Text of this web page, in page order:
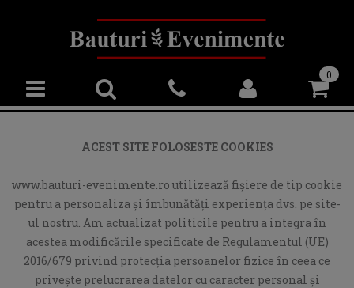
0
ACEST SITE FOLOSESTE COOKIES
www.bauturi-evenimente.ro utilizează fişiere de tip cookie
pentru a personaliza și îmbunătăți experiența dvs. pe site-
ul nostru. Am actualizat politicile pentru a integra în
acestea modificările specificate de Regulamentul (UE)
2016/679 privind protecția persoanelor fizice în ceea ce
privește prelucrarea datelor cu caracter personal și